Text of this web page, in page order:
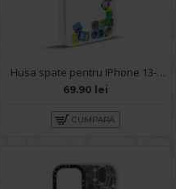
Husa spate pentru IPhone 13- Dinamic case
69.90 lei
CUMPARA